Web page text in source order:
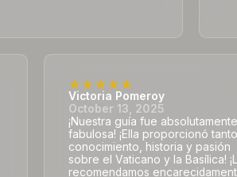
Victoria Pomeroy
October 13, 2025
¡Nuestra guía fue
fabulosa! ¡Ella proporcionó
conocimiento, historia y pasión
sobre el Vaticano y la Basílica!
recomendamos